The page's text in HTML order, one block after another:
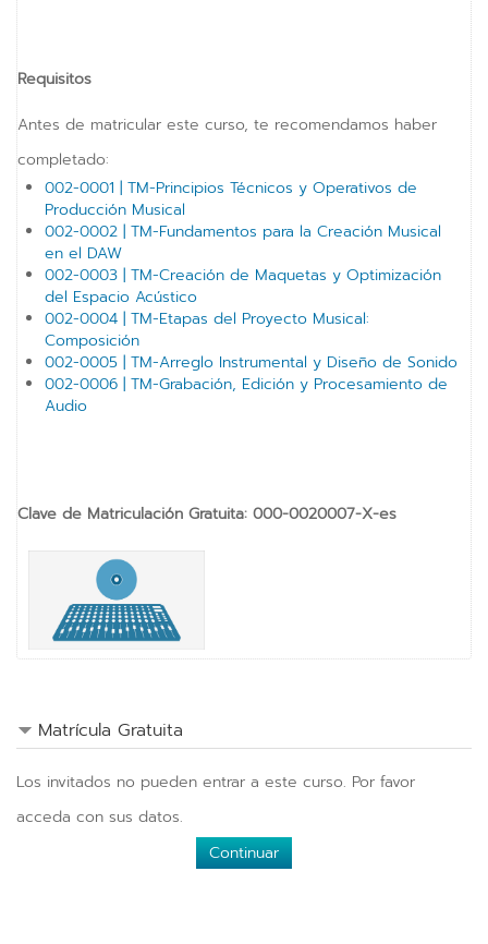
vPages
NOTIFICATIONS
Requisitos
Antes de matricular este curso, te recomendamos haber
completado:
002-0001 | TM-Principios Técnicos y Operativos de
Producción Musical
002-0002 | TM-Fundamentos para la Creación Musical
en el DAW
002-0003 | TM-Creación de Maquetas y Optimización
del Espacio Acústico
002-0004 | TM-Etapas del Proyecto Musical:
Composición
002-0005 | TM-Arreglo Instrumental y Diseño de Sonido
002-0006 | TM-Grabación, Edición y Procesamiento de
Audio
Clave de Matriculación Gratuita: 000-0020007-X-es
Matrícula Gratuita
Los invitados no pueden entrar a este curso. Por favor
acceda con sus datos.
Continuar